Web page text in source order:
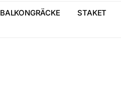
BALKONGRÄCKE STAKET